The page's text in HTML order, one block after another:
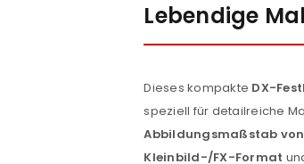
Lebendige
Dieses kompakte DX-
speziell für detailreiche
Abbildungsmaßstab von
Kleinbild-/FX-Format